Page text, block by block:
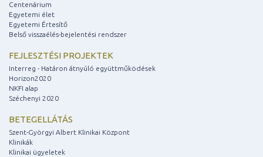
Centenárium
Egyetemi élet
Egyetemi Értesítő
Belső visszaélés-bejelentési rendszer
FEJLESZTÉSI PROJEKTEK
Interreg - Határon átnyúló együttműködések
Horizon2020
NKFI alap
Széchenyi 2020
BETEGELLÁTÁS
Szent-Györgyi Albert Klinikai Központ
Klinikák
Klinikai ügyeletek